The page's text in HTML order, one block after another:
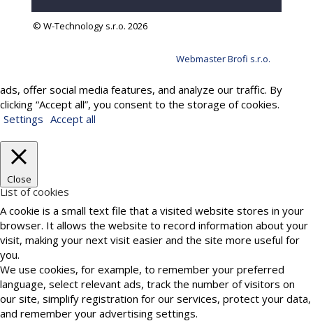
© W-Technology s.r.o. 2026
Webmaster Brofi s.r.o.
ads, offer social media features, and analyze our traffic. By
clicking “Accept all”, you consent to the storage of cookies.
Settings Accept all
Close
List of cookies
A cookie is a small text file that a visited website stores in your
browser. It allows the website to record information about your
visit, making your next visit easier and the site more useful for
you.
We use cookies, for example, to remember your preferred
language, select relevant ads, track the number of visitors on
our site, simplify registration for our services, protect your data,
and remember your advertising settings.